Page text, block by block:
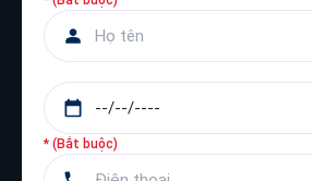
* (Bắt buộc)